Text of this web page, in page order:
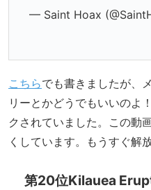
— Saint Hoax
こちらでも書きましたが、
リーとかどうでもいいのよ
クされていました。この動
くしています。もうすぐ解
第20位Kilauea